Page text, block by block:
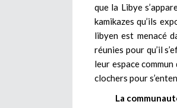
que la Libye
kamikazes qu’ils
libyen est menacé
réunies pour qu’il
leur espace
clochers pour
La